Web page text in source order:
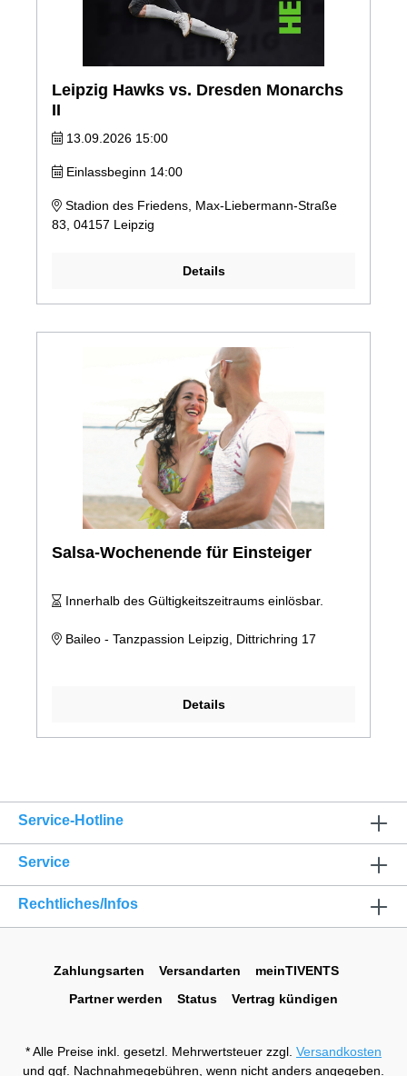
Leipzig Hawks vs. Dresden Monarchs
II
13.09.2026 15:00
Einlassbeginn 14:00
Stadion des Friedens, Max-Liebermann-Straße
83, 04157 Leipzig
Details
Salsa-Wochenende für Einsteiger
Innerhalb des Gültigkeitszeitraums einlösbar.
Baileo - Tanzpassion Leipzig, Dittrichring 17
Details
Service-Hotline
Service
Rechtliches/Infos
Zahlungsarten Versandarten
meinTIVENTS
Partner werden
Status Vertrag kündigen
* Alle Preise inkl. gesetzl. Mehrwertsteuer zzgl. Versandkosten
und ggf. Nachnahmegebühren, wenn nicht anders angegeben.